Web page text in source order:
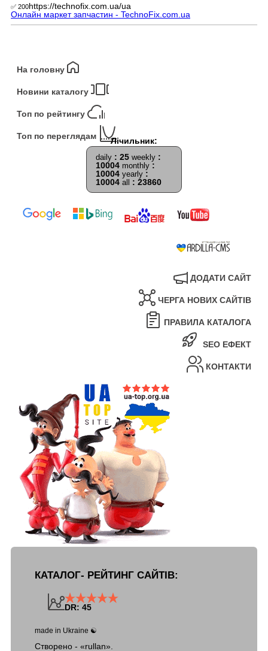
✅ 200https://technofix.com.ua/ua
Онлайн маркет запчастин - TechnoFix.com.ua
На головну
Новини каталогу
Топ по рейтингу
Топ по переглядам
daily : 25 weekly :
10004 monthly :
10004 yearly :
10004 all : 23860
ДОДАТИ САЙТ
ЧЕРГА НОВИХ САЙТІВ
ПРАВИЛА КАТАЛОГА
SEO ЕФЕКТ
КОНТАКТИ
КАТАЛОГ- РЕЙТИНГ САЙТІВ:
DR: 45
made in Ukraine ☯
Створено - «rullan».